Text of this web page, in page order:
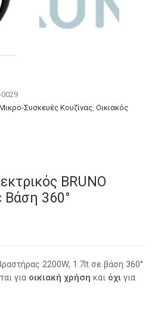
0029
Συσκευές Κουζίνας ,Οικιακός
BRUNO
Βάση 360°
2200W, 1.7lt σε βάση 360°
για οικιακή χρήση και όχι για